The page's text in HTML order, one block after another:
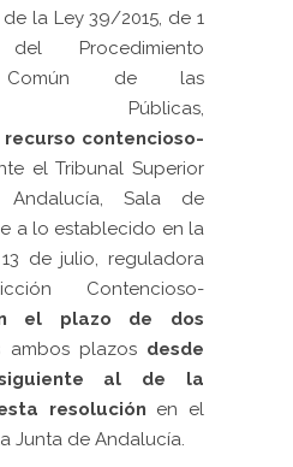
de la Ley 39/2015, de 1
Procedimiento
Común de las
Públicas,
contencioso-
el Tribunal Superior
Sala de
a lo establecido en la
de julio, reguladora
Contencioso-
el plazo de dos
ambos plazos desde
al de la
resolución en el
Junta de Andalucía.